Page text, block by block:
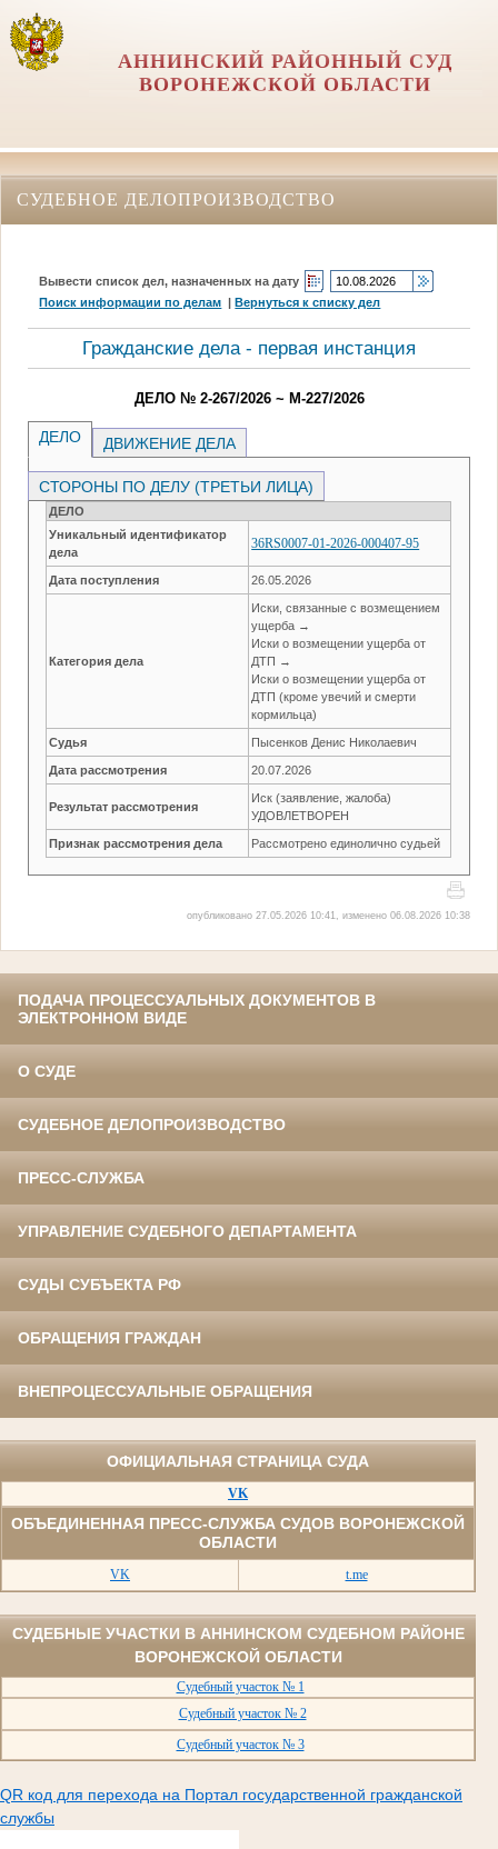
АННИНСКИЙ РАЙОННЫЙ СУД
ВОРОНЕЖСКОЙ ОБЛАСТИ
СУДЕБНОЕ ДЕЛОПРОИЗВОДСТВО
Вывести список дел, назначенных на дату
Поиск информации по делам |Вернуться к списку дел
Гражданские дела - первая инстанция
ДЕЛО № 2-267/2026 ~ М-227/2026
ДЕЛО ДВИЖЕНИЕ ДЕЛА
СТОРОНЫ ПО ДЕЛУ (ТРЕТЬИ ЛИЦА)
ДЕЛО
Уникальный идентификатор
дела
36RS0007-01-2026-000407-95
Дата поступления 26.05.2026
Категория дела
Иски, связанные с возмещением
ущерба →
Иски о возмещении ущерба от
ДТП →
Иски о возмещении ущерба от
ДТП (кроме увечий и смерти
кормильца)
Судья Пысенков Денис Николаевич
Дата рассмотрения 20.07.2026
Результат рассмотрения
Иск (заявление, жалоба)
УДОВЛЕТВОРЕН
Признак рассмотрения дела Рассмотрено единолично судьей
опубликовано 27.05.2026 10:41, изменено 06.08.2026 10:38
ПОДАЧА ПРОЦЕССУАЛЬНЫХ ДОКУМЕНТОВ В
ЭЛЕКТРОННОМ ВИДЕ
О СУДЕ
СУДЕБНОЕ ДЕЛОПРОИЗВОДСТВО
ПРЕСС-СЛУЖБА
УПРАВЛЕНИЕ СУДЕБНОГО ДЕПАРТАМЕНТА
СУДЫ СУБЪЕКТА РФ
ОБРАЩЕНИЯ ГРАЖДАН
ВНЕПРОЦЕССУАЛЬНЫЕ ОБРАЩЕНИЯ
ОФИЦИАЛЬНАЯ СТРАНИЦА СУДА
VK
ОБЪЕДИНЕННАЯ ПРЕСС-СЛУЖБА СУДОВ ВОРОНЕЖСКОЙ
ОБЛАСТИ
VK t.me
СУДЕБНЫЕ УЧАСТКИ В АННИНСКОМ СУДЕБНОМ РАЙОНЕ
ВОРОНЕЖСКОЙ ОБЛАСТИ
Судебный участок № 1
Судебный участок № 2
Судебный участок № 3
QR код для перехода на Портал государственной гражданской
службы